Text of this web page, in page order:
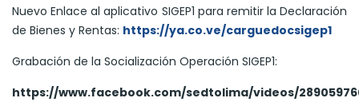
Nuevo Enlace al aplicativo SIGEP1 para remitir la Declaración
de Bienes y Rentas: https://ya.co.ve/carguedocsigep1
Grabación de la Socialización Operación SIGEP1:
https://www.facebook.com/sedtolima/videos/